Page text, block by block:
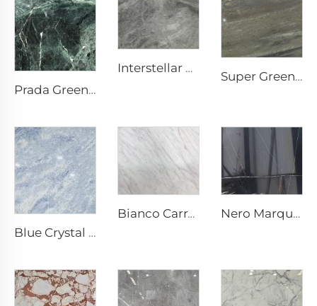
Prada Green Zelený přírodní kámen mramor s bílými žilkami a vzorem
Interstellar Grey Šedý přírodní kámen mramor s mramorovou strukturou a stříbrně šedými skvrnami
Super Green přírodní kámen mramor
Blue Crystal Šedobílý přírodní kámen mramor s modrošedou strukturou a jasnými tečkami
Bianco Carrara Bílý přírodní kámen mramor se světle šedými žilkami Nero Marquina Černý přírodní kámen mramor s bílým prasklinovým žilkováním